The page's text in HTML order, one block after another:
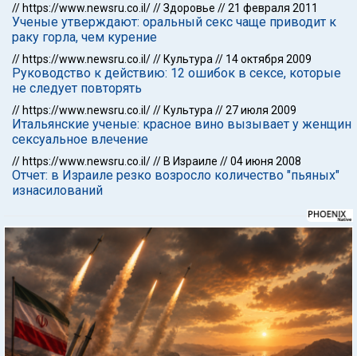
// https://www.newsru.co.il///Здоровье //21 февраля 2011
Ученые утверждают: оральный секс чаще приводит к
раку горла, чем курение
// https://www.newsru.co.il/// Культура // 14 октября 2009
Руководство к действию: 12 ошибок в сексе, которые
не следует повторять
// https://www.newsru.co.il/// Культура //27 июля 2009
Итальянские ученые: красное вино вызывает у женщин
сексуальное влечение
// https://www.newsru.co.il/// В Израиле //04 июня 2008
Отчет: в Израиле резко возросло количество "пьяных"
изнасилований